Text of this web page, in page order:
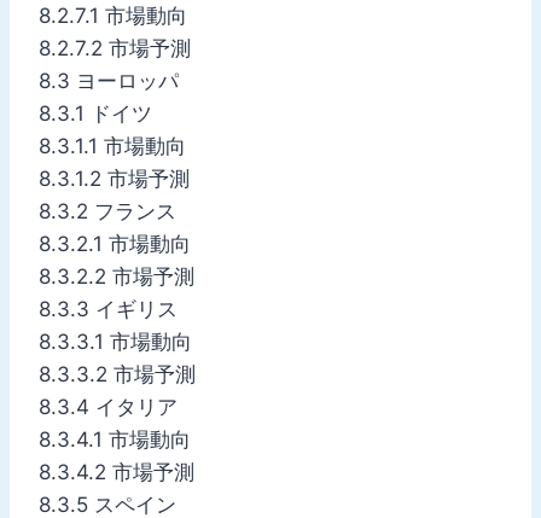
8.2.7.1 市場動向
8.2.7.2 市場予測
8.3 ヨーロッパ
8.3.1 ドイツ
8.3.1.1 市場動向
8.3.1.2 市場予測
8.3.2 フランス
8.3.2.1 市場動向
8.3.2.2 市場予測
8.3.3 イギリス
8.3.3.1 市場動向
8.3.3.2 市場予測
8.3.4 イタリア
8.3.4.1 市場動向
8.3.4.2 市場予測
8.3.5 スペイン